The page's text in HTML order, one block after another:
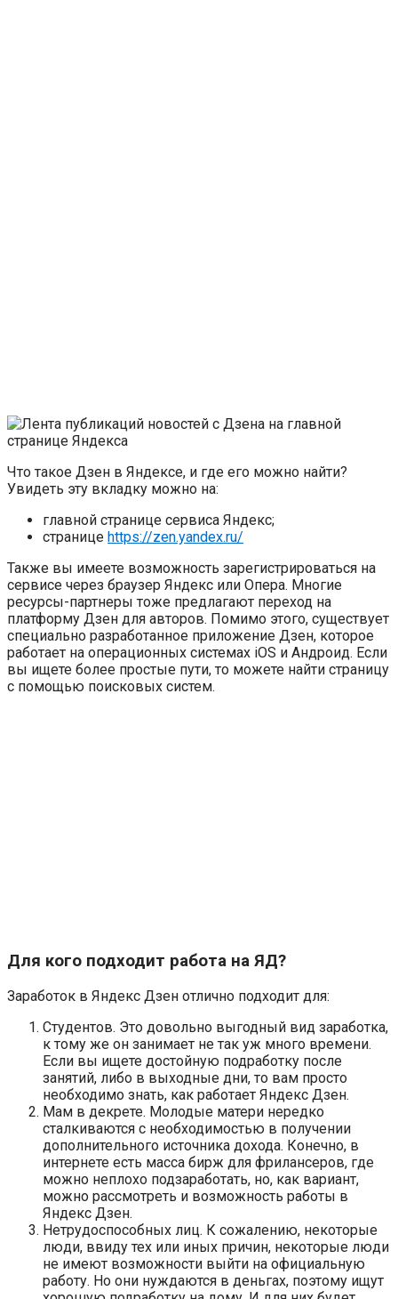
Что такое Дзен в Яндексе, и где его можно найти?
Увидеть эту вкладку можно на:
главной странице сервиса Яндекс;
странице https://zen.yandex.ru/
Также вы имеете возможность зарегистрироваться на
сервисе через браузер Яндекс или Опера. Многие
ресурсы-партнеры тоже предлагают переход на
платформу Дзен для авторов. Помимо этого, существует
специально разработанное приложение Дзен, которое
работает на операционных системах iOS и Андроид. Если
вы ищете более простые пути, то можете найти страницу
с помощью поисковых систем.
Для кого подходит работа на ЯД?
Заработок в Яндекс Дзен отлично подходит для:
Студентов. Это довольно выгодный вид заработка,
к тому же он занимает не так уж много времени.
Если вы ищете достойную подработку после
занятий, либо в выходные дни, то вам просто
необходимо знать, как работает Яндекс Дзен.
Мам в декрете. Молодые матери нередко
сталкиваются с необходимостью в получении
дополнительного источника дохода. Конечно, в
интернете есть масса бирж для фрилансеров, где
можно неплохо подзаработать, но, как вариант,
можно рассмотреть и возможность работы в
Яндекс Дзен.
Нетрудоспособных лиц. К сожалению, некоторые
люди, ввиду тех или иных причин, некоторые люди
не имеют возможности выйти на официальную
работу. Но они нуждаются в деньгах, поэтому ищут